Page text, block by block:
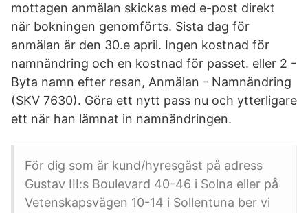
mottagen anmälan skickas med e-post direkt
när bokningen genomförts. Sista dag för
anmälan är den 30.e april. Ingen kostnad för
namnändring och en kostnad för passet. eller 2 -
Byta namn efter resan, Anmälan - Namnändring
(SKV 7630). Göra ett nytt pass nu och ytterligare
ett när han lämnat in namnändringen.
För dig som är kund/hyresgäst på adress
Gustav III:s Boulevard 40-46 i Solna eller på
Vetenskapsvägen 10-14 i Sollentuna ber vi